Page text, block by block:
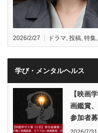
2026/2/27 ドラマ 投稿 特集
学び・メンタルヘルス
【映画
画鑑賞
参加者募